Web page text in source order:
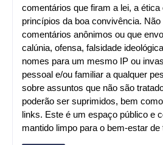
comentários que firam a lei, a ética
princípios da boa convivência.
comentários anônimos ou que
calúnia, ofensa, falsidade
nomes para um mesmo IP ou
pessoal e/ou familiar a qualquer
sobre assuntos que não são
poderão ser suprimidos, bem
links. Este é um espaço público e
mantido limpo para o bem-estar de